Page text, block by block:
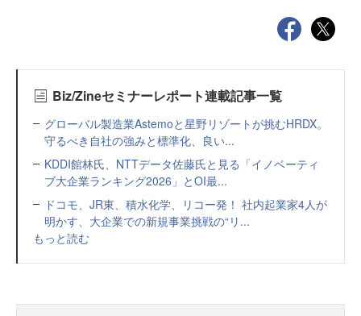
Biz/Zineセミナーレポート連載記事一覧
グローバル製造業Astemoと星野リゾートが挑むHRDX。
守るべき自社の強みと標準化、良い...
KDDI館林氏、NTTデータ佐藤氏と見る「イノベーティ
ブ大企業ランキング2026」とOI最...
ドコモ、JR東、積水化学、リコー発！ 社内起業家4人が
明かす、大企業での新規事業挑戦の“リ...
もっと読む